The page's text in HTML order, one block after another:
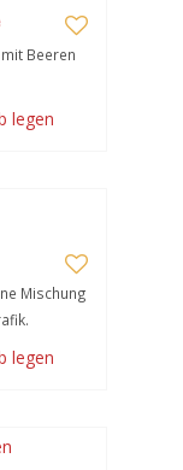
Beeren
legen
Mischung
legen